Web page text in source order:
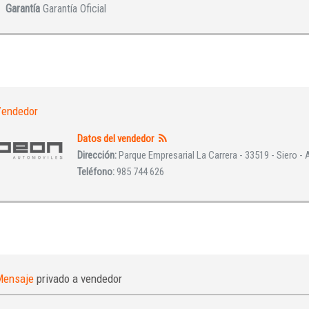
Garantía Garantía Oficial
Datos del vendedor
Dirección:Parque Empresarial La Carrera - 33519 - Siero -
Teléfono:985 744 626
privado a vendedor